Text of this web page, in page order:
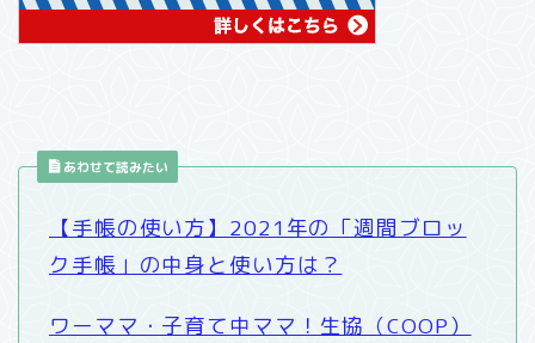
あわせて読みたい
【手帳の使い方】2021年の「週間ブロッ
ク手帳」の中身と使い方は？
ワーママ・子育て中ママ！生協（COOP）